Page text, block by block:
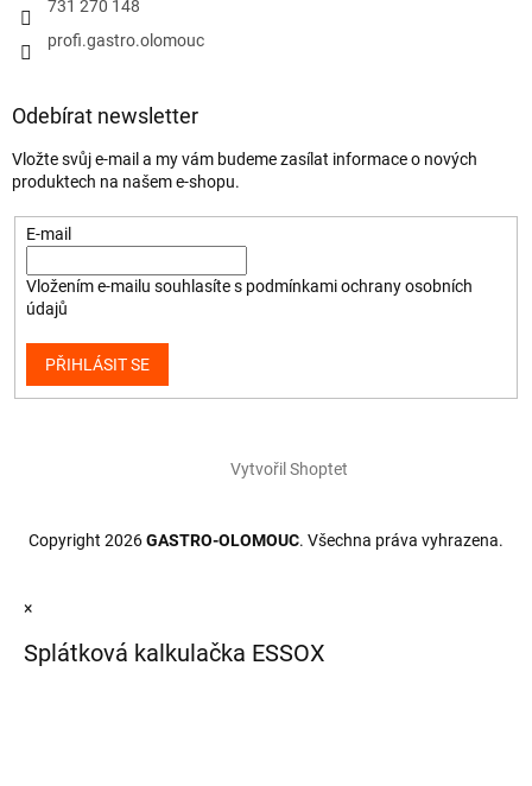
731 270 148
profi.gastro.olomouc
Odebírat newsletter
Vložte svůj e-mail a my vám budeme zasílat informace o nových
produktech na našem e-shopu.
E-mail
Vložením e-mailu souhlasíte s podmínkami ochrany osobních
údajů
PŘIHLÁSIT SE
Vytvořil Shoptet
Copyright 2026GASTRO-OLOMOUC. Všechna práva vyhrazena.
×
Splátková kalkulačka ESSOX